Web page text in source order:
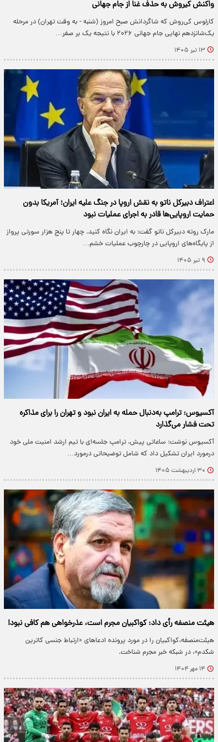
واکنش کیروش به حذف غنا از جام جهانی
کارلوس کی‌روش که شاگردانش صبح امروز (شنبه - به وقت تهران) در مرحله
یک‌شانزدهم نهایی جام جهانی ۲۰۲۶ با نتیجه یک بر صفر…
۱۳ تیر ۱۴۰۵
اعتراف دبیرکل ناتو به نقش اروپا در جنگ علیه ایران؛ آمریکا بدون
حمایت اروپایی‌ها قادر به اجرای عملیات نبود
مارک روته دبیرکل ناتو گفت: به ایران نگاه کنید. چهار تا پنج هزار سورتی پرواز
از پایگاه‌های اروپایی در چارچوب عملیات خشم…
۹ تیر ۱۴۰۵
آکسیوس: ترامپ به‌دنبال حمله به ایران نبود و تهران را برای مذاکره
تحت فشار می‌گذارد
آکسیوس نوشت: ساعاتی پیش، ترامپ جلسه‌ای با تیم ارشد امنیت ملی خود
درمورد ایران تشکیل داد که شامل توضیحاتی درمورد…
۳۰ اردیبهشت ۱۴۰۵
هیئت منصفه رأی داد: کواکبیان مجرم است، عذرخواهی هم کافی نبود!
هیئت‌منصفه،کواکبیان را در مورد پرونده ادعاهای «ارتباط جنسی کاترین
شکدم»، در شبکه خبر مجرم شناخت.
۱۴ مهر ۱۴۰۴